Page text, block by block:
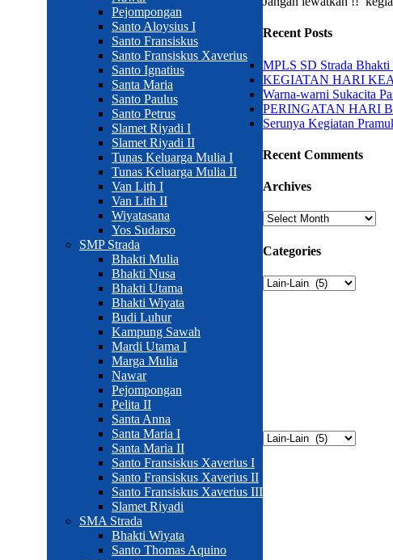
Pejompongan
Santo Aloysius I
Santo Fransiskus
Santo Fransiskus Xaverius
Santo Ignatius
Santa Maria
Santo Paulus
Santo Petrus
Slamet Riyadi I
Slamet Riyadi II
Tunas Keluarga Mulia I
Tunas Keluarga Mulia II
Van Lith I
Van Lith II
Wiyatasana
Yos Sudarso
SMP Strada
Bhakti Mulia
Bhakti Nusa
Bhakti Utama
Bhakti Wiyata
Budi Luhur
Kampung Sawah
Mardi Utama I
Marga Mulia
Nawar
Pejompongan
Pelita II
Santa Anna
Santa Maria I
Santa Maria II
Santo Fransiskus Xaverius I
Santo Fransiskus Xaverius II
Santo Fransiskus Xaverius III
Slamet Riyadi
SMA Strada
Bhakti Wiyata
Santo Thomas Aquino
Recent Posts
MPLS SD Strada Bhakti
KEGIATAN HARI
Warna-warni Sukacita
PERINGATAN HARI
Serunya Kegiatan
Recent Comments
Archives
Archives
Categories
Categories
Kategori